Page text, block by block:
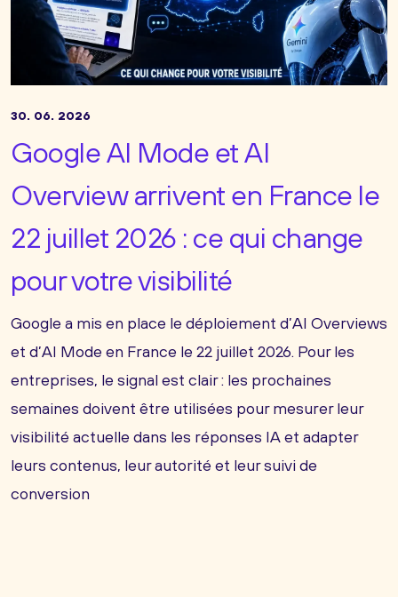
30. 06. 2026
Google AI Mode et AI
Overview arrivent en France le
22 juillet 2026 : ce qui change
pour votre visibilité
Google a mis en place le déploiement d’AI Overviews
et d’AI Mode en France le 22 juillet 2026. Pour les
entreprises, le signal est clair : les prochaines
semaines doivent être utilisées pour mesurer leur
visibilité actuelle dans les réponses IA et adapter
leurs contenus, leur autorité et leur suivi de
conversion